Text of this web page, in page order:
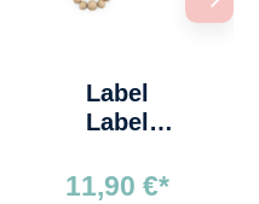
Label
Label
blau
11,90 €*